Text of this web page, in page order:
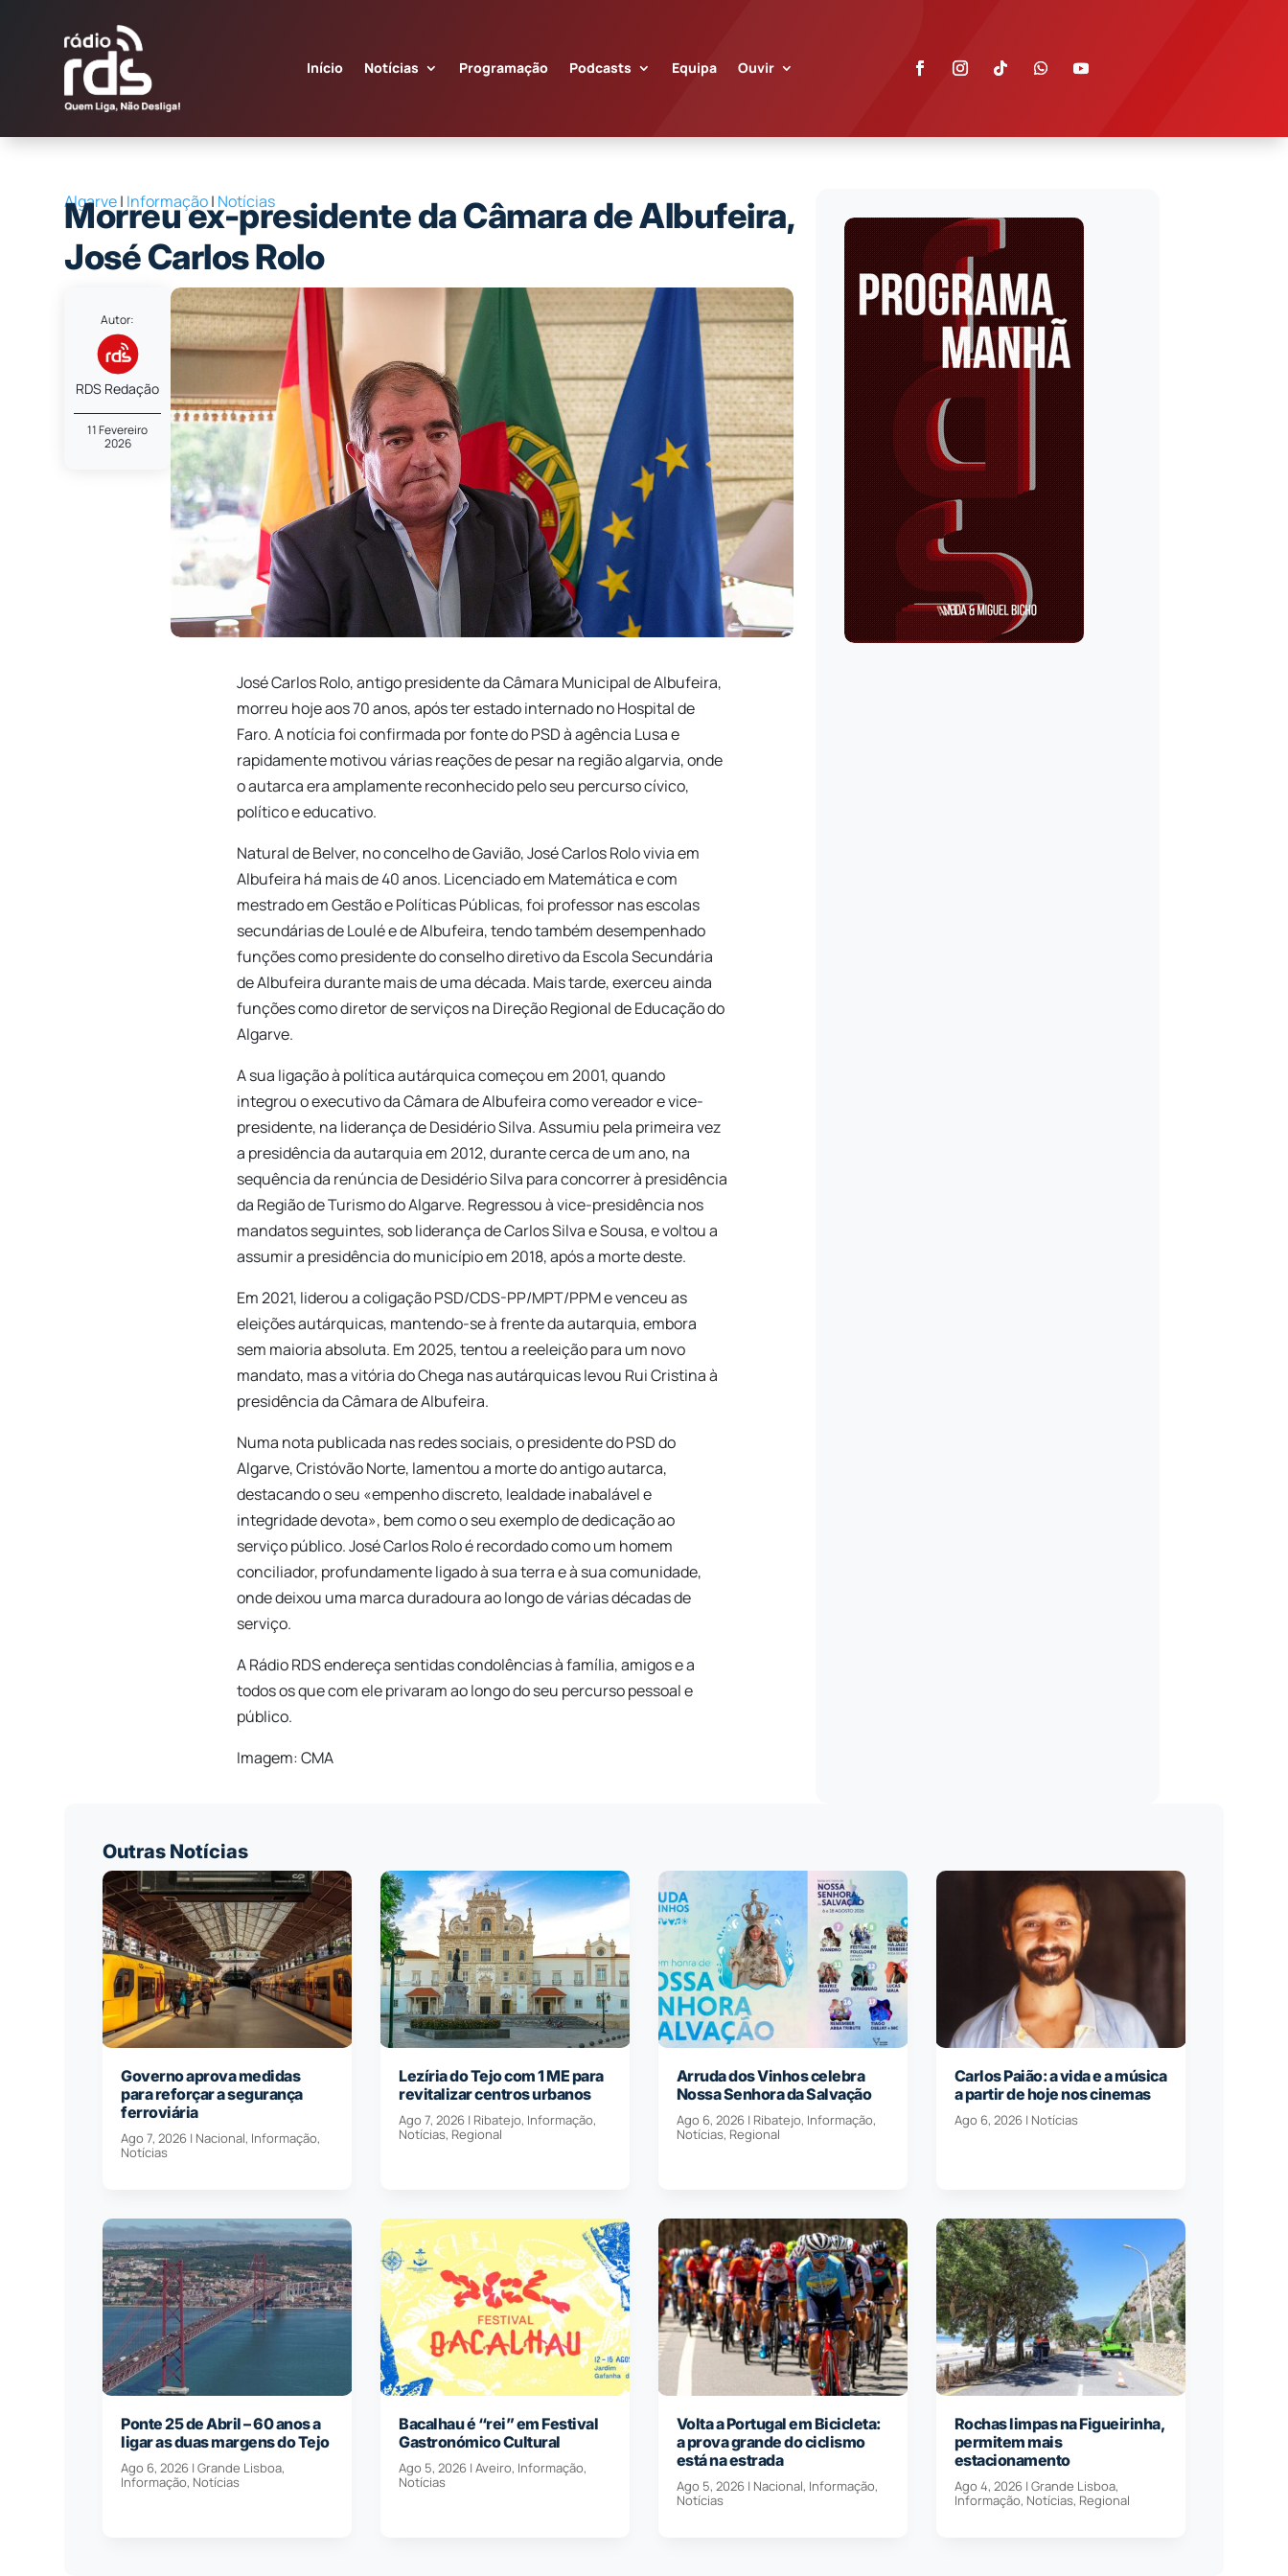
Início Notícias Programação Podcasts Equipa Ouvir
Algarve| Informação| Notícias
Morreu ex-presidente da Câmara de Albufeira,
José Carlos Rolo
Autor:
RDS Redação
11 Fevereiro
2026
José Carlos Rolo, antigo presidente da Câmara Municipal de Albufeira,
morreu hoje aos 70 anos, após ter estado internado no Hospital de
Faro. A notícia foi confirmada por fonte do PSD à agência Lusa e
rapidamente motivou várias reações de pesar na região algarvia, onde
o autarca era amplamente reconhecido pelo seu percurso cívico,
político e educativo.
Natural de Belver, no concelho de Gavião, José Carlos Rolo vivia em
Albufeira há mais de 40 anos. Licenciado em Matemática e com
mestrado em Gestão e Políticas Públicas, foi professor nas escolas
secundárias de Loulé e de Albufeira, tendo também desempenhado
funções como presidente do conselho diretivo da Escola Secundária
de Albufeira durante mais de uma década. Mais tarde, exerceu ainda
funções como diretor de serviços na Direção Regional de Educação do
Algarve.
A sua ligação à política autárquica começou em 2001, quando
integrou o executivo da Câmara de Albufeira como vereador e vice-
presidente, na liderança de Desidério Silva. Assumiu pela primeira vez
a presidência da autarquia em 2012, durante cerca de um ano, na
sequência da renúncia de Desidério Silva para concorrer à presidência
da Região de Turismo do Algarve. Regressou à vice-presidência nos
mandatos seguintes, sob liderança de Carlos Silva e Sousa, e voltou a
assumir a presidência do município em 2018, após a morte deste.
Em 2021, liderou a coligação PSD/CDS-PP/MPT/PPM e venceu as
eleições autárquicas, mantendo-se à frente da autarquia, embora
sem maioria absoluta. Em 2025, tentou a reeleição para um novo
mandato, mas a vitória do Chega nas autárquicas levou Rui Cristina à
presidência da Câmara de Albufeira.
Numa nota publicada nas redes sociais, o presidente do PSD do
Algarve, Cristóvão Norte, lamentou a morte do antigo autarca,
destacando o seu «empenho discreto, lealdade inabalável e
integridade devota», bem como o seu exemplo de dedicação ao
serviço público. José Carlos Rolo é recordado como um homem
conciliador, profundamente ligado à sua terra e à sua comunidade,
onde deixou uma marca duradoura ao longo de várias décadas de
serviço.
A Rádio RDS endereça sentidas condolências à família, amigos e a
todos os que com ele privaram ao longo do seu percurso pessoal e
público.
Imagem: CMA
Outras Notícias
Governo aprova medidas
para reforçar a segurança
ferroviária
Ago 7, 2026 | Nacional, Informação,
Notícias
Lezíria do Tejo com 1 ME para
revitalizar centros urbanos
Ago 7, 2026 | Ribatejo, Informação,
Notícias, Regional
Arruda dos Vinhos celebra
Nossa Senhora da Salvação
Ago 6, 2026| Ribatejo, Informação,
Notícias, Regional
Carlos Paião: a vida e a música
a partir de hoje nos cinemas
Ago 6, 2026| Notícias
Ponte 25 de Abril – 60 anos a
ligar as duas margens do Tejo
Ago 6, 2026 |Grande Lisboa,
Informação, Notícias
Bacalhau é “rei” em Festival
Gastronómico Cultural
Ago 5, 2026 |Aveiro, Informação,
Notícias
Volta a Portugal em Bicicleta:
a prova grande do ciclismo
está na estrada
Ago 5, 2026| Nacional, Informação,
Notícias
Rochas limpas na Figueirinha,
permitem mais
estacionamento
Ago 4, 2026| Grande Lisboa,
Informação, Notícias, Regional